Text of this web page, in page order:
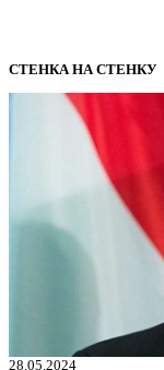
СТЕНКА НА СТЕНКУ